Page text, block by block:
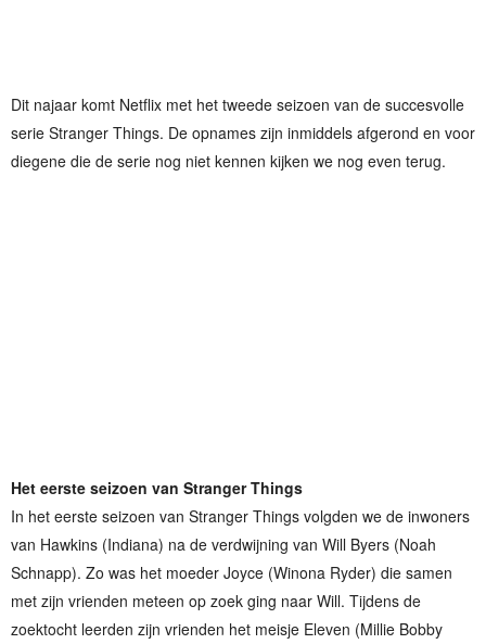
Dit najaar komt Netflix met het tweede seizoen van de succesvolle
serie Stranger Things. De opnames zijn inmiddels afgerond en voor
diegene die de serie nog niet kennen kijken we nog even terug.
Het eerste seizoen van Stranger Things
In het eerste seizoen van Stranger Things volgden we de inwoners
van Hawkins (Indiana) na de verdwijning van Will Byers (Noah
Schnapp). Zo was het moeder Joyce (Winona Ryder) die samen
met zijn vrienden meteen op zoek ging naar Will. Tijdens de
zoektocht leerden zijn vrienden het meisje Eleven (Millie Bobby